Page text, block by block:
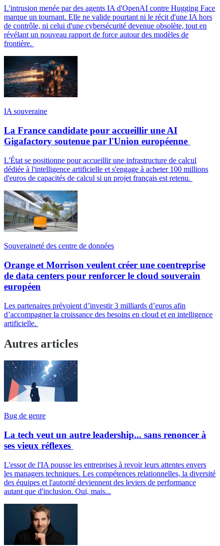
L'intrusion menée par des agents IA d'OpenAI contre Hugging Face
marque un tournant. Elle ne valide pourtant ni le récit d'une IA hors
de contrôle, ni celui d'une cybersécurité devenue obsolète, tout en
révélant un nouveau rapport de force autour des modèles de
frontière.
IA souveraine
La France candidate pour accueillir une AI
Gigafactory soutenue par l'Union européenne
L'État se positionne pour accueillir une infrastructure de calcul
dédiée à l'intelligence artificielle et s'engage à acheter 100 millions
d'euros de capacités de calcul si un projet français est retenu.
Souveraineté des centre de données
Orange et Morrison veulent créer une coentreprise
de data centers pour renforcer le cloud souverain
européen
Les partenaires prévoient d’investir 3 milliards d’euros afin
d’accompagner la croissance des besoins en cloud et en intelligence
artificielle.
Autres articles
Bug de genre
La tech veut un autre leadership... sans renoncer à
ses vieux réflexes
L'essor de l'IA pousse les entreprises à revoir leurs attentes envers
les managers techniques. Les compétences relationnelles, la diversité
des équipes et l'autorité deviennent des leviers de performance
autant que d'inclusion. Oui, mais...